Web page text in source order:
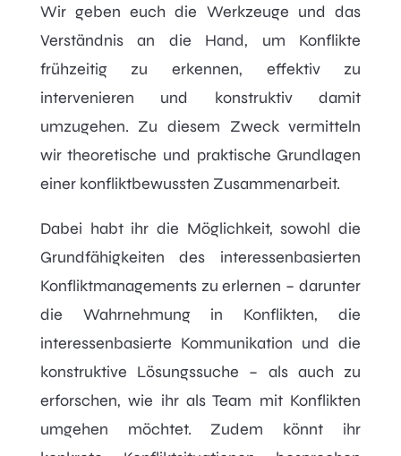
Wir geben euch die Werkzeuge und das
Verständnis an die Hand, um Konflikte
frühzeitig zu erkennen, effektiv zu
intervenieren und konstruktiv damit
umzugehen. Zu diesem Zweck vermitteln
wir theoretische und praktische Grundlagen
einer konfliktbewussten Zusammenarbeit.
Dabei habt ihr die Möglichkeit, sowohl die
Grundfähigkeiten des interessenbasierten
Konfliktmanagements zu erlernen – darunter
die Wahrnehmung in Konflikten, die
interessenbasierte Kommunikation und die
konstruktive Lösungssuche – als auch zu
erforschen, wie ihr als Team mit Konflikten
umgehen möchtet. Zudem könnt ihr